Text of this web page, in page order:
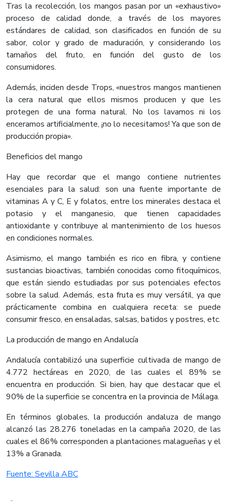
Tras la recolección, los mangos pasan por un «exhaustivo»
proceso de calidad donde, a través de los mayores
estándares de calidad, son clasificados en función de su
sabor, color y grado de maduración, y considerando los
tamaños del fruto, en función del gusto de los
consumidores.
Además, inciden desde Trops, «nuestros mangos mantienen
la cera natural que ellos mismos producen y que les
protegen de una forma natural. No los lavamos ni los
enceramos artificialmente, ¡no lo necesitamos! Ya que son de
producción propia».
Beneficios del mango
Hay que recordar que el mango contiene nutrientes
esenciales para la salud: son una fuente importante de
vitaminas A y C, E y folatos, entre los minerales destaca el
potasio y el manganesio, que tienen capacidades
antioxidante y contribuye al mantenimiento de los huesos
en condiciones normales.
Asimismo, el mango también es rico en fibra, y contiene
sustancias bioactivas, también conocidas como fitoquímicos,
que están siendo estudiadas por sus potenciales efectos
sobre la salud. Además, esta fruta es muy versátil, ya que
prácticamente combina en cualquiera receta: se puede
consumir fresco, en ensaladas, salsas, batidos y postres, etc.
La producción de mango en Andalucía
Andalucía contabilizó una superficie cultivada de mango de
4.772 hectáreas en 2020, de las cuales el 89% se
encuentra en producción. Si bien, hay que destacar que el
90% de la superficie se concentra en la provincia de Málaga.
En términos globales, la producción andaluza de mango
alcanzó las 28.276 toneladas en la campaña 2020, de las
cuales el 86% corresponden a plantaciones malagueñas y el
13% a Granada.​
Fuente: Sevilla ABC​